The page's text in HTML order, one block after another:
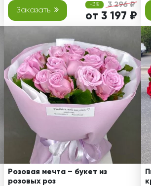
Заказать
-3% 3 296 ₽
от 3 197 ₽
Розовая мечта – букет из
розовых роз